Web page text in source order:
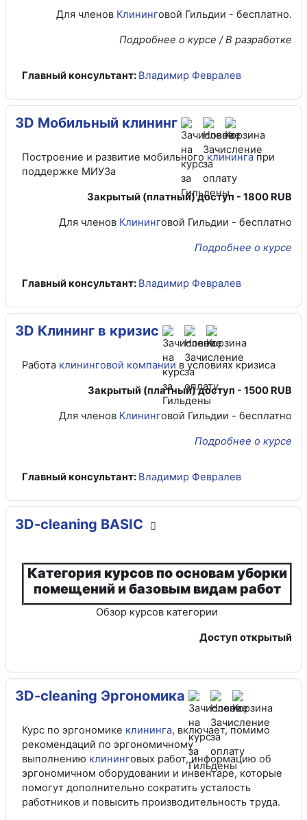
Для членов Клининговой Гильдии - бесплатно.
Подробнее о курсе / В разработке
Главный консультант: Владимир Февралев
3D Мобильный клининг
Построение и развитие мобильногоклинингапри
поддержке МИУЗа
Закрытый (платный) доступ - 1800 RUB
Для членов Клининговой Гильдии - бесплатно
Подробнее о курсе
Главный консультант: Владимир Февралев
3D Клининг в кризис
Работа клининговой компании в условиях кризиса
Закрытый (платный) доступ - 1500 RUB
Для членов Клининговой Гильдии - бесплатно
Подробнее о курсе
Главный консультант: Владимир Февралев
3D-cleaning BASIC
Категория курсов по основам уборки
помещений и базовым видам работ
Обзор курсов категории
Доступ открытый
3D-cleaning Эргономика
Курс по эргономике клининга, включает, помимо
рекомендаций по эргономичному
выполнению клининговых работ, информацию об
эргономичном оборудовании и инвентаре, которые
помогут дополнительно сократить усталость
работников и повысить производительность труда.